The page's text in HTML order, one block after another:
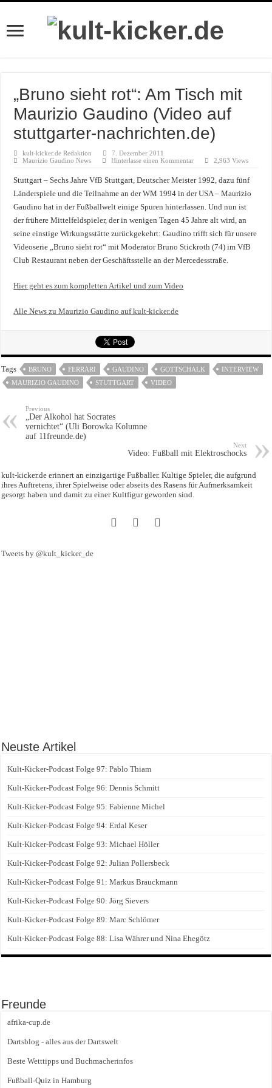
„Bruno sieht rot“: Am Tisch mit
Maurizio Gaudino (Video auf
stuttgarter-nachrichten.de)
kult-kicker.de Redaktion
7. Dezember 2011
Maurizio Gaudino News
Hinterlasse einen Kommentar 2,963 Views
Stuttgart – Sechs Jahre VfB Stuttgart, Deutscher Meister 1992, dazu fünf
Länderspiele und die Teilnahme an der WM 1994 in der USA – Maurizio
Gaudino hat in der Fußballwelt einige Spuren hinterlassen. Und nun ist
der frühere Mittelfeldspieler, der in wenigen Tagen 45 Jahre alt wird, an
seine einstige Wirkungsstätte zurückgekehrt: Gaudino trifft sich für unsere
Videoserie „Bruno sieht rot“ mit Moderator Bruno Stickroth (74) im VfB
Club Restaurant neben der Geschäftsstelle an der Mercedesstraße.
Hier geht es zum kompletten Artikel und zum Video
Alle News zu Maurizio Gaudino auf kult-kicker.de
Tags BRUNO FERRARI GAUDINO GOTTSCHALK
INTERVIEW
MAURIZIO GAUDINO
STUTTGART VIDEO
Previous
„Der Alkohol hat Socrates
vernichtet“ (Uli Borowka Kolumne
auf 11freunde.de)
Next
Video: Fußball mit Elektroschocks
kult-kicker.de erinnert an einzigartige Fußballer. Kultige Spieler, die aufgrund
ihres Auftretens, ihrer Spielweise oder abseits des Rasens für Aufmerksamkeit
gesorgt haben und damit zu einer Kultfigur geworden sind.
Tweets by @kult_kicker_de
Neuste Artikel
Kult-Kicker-Podcast Folge 97: Pablo Thiam
Kult-Kicker-Podcast Folge 96: Dennis Schmitt
Kult-Kicker-Podcast Folge 95: Fabienne Michel
Kult-Kicker-Podcast Folge 94: Erdal Keser
Kult-Kicker-Podcast Folge 93: Michael Höller
Kult-Kicker-Podcast Folge 92: Julian Pollersbeck
Kult-Kicker-Podcast Folge 91: Markus Brauckmann
Kult-Kicker-Podcast Folge 90: Jörg Sievers
Kult-Kicker-Podcast Folge 89: Marc Schlömer
Kult-Kicker-Podcast Folge 88: Lisa Währer und Nina Ehegötz
Freunde
afrika-cup.de
Dartsblog - alles aus der Dartswelt
Beste Wetttipps und Buchmacherinfos
Fußball-Quiz in Hamburg